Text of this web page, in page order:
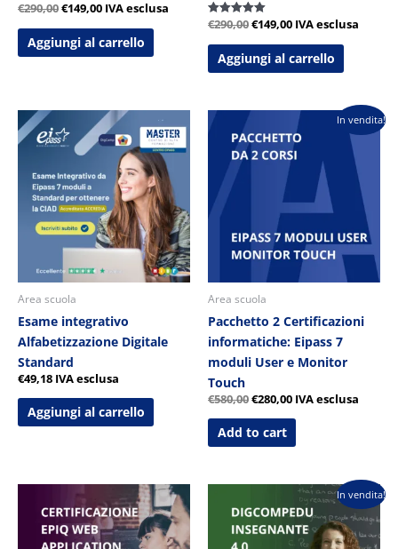
€290,00€149,00 IVA esclusa
Aggiungi al carrello
Valutato
su 5
€290,00€149,00 IVA esclusa
Aggiungi al carrello
Area scuola
Esame integrativo
Alfabetizzazione Digitale
Standard
€49,18 IVA esclusa
Aggiungi al carrello
In vendita!
Area scuola
Pacchetto 2 Certificazioni
informatiche: Eipass 7
moduli User e Monitor
Touch
€580,00
prezzo
originale
era:
€580,00.
€280,00
prezzo
attuale
è:
€280,00.
IVA esclusa
Add to cart
In vendita!
prezzo
originale
era:
Il
prezzo
attuale
è: